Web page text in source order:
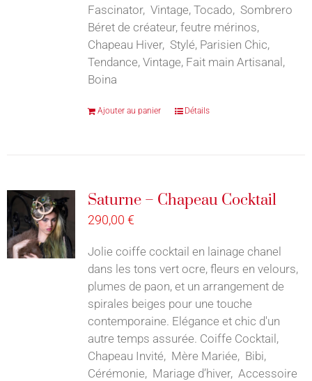
Fascinator, Vintage, Tocado, Sombrero
Béret de créateur, feutre mérinos,
Chapeau Hiver, Stylé, Parisien Chic,
Tendance, Vintage, Fait main Artisanal,
Boina
Ajouter au panier Détails
Saturne – Chapeau Cocktail
290,00 €
Jolie coiffe cocktail en lainage chanel
dans les tons vert ocre, fleurs en velours,
plumes de paon, et un arrangement de
spirales beiges pour une touche
contemporaine. Elégance et chic d'un
autre temps assurée. Coiffe Cocktail,
Chapeau Invité, Mère Mariée, Bibi,
Cérémonie, Mariage d’hiver, Accessoire